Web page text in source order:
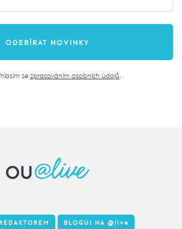
se zpracováním osobních údajů.
BLOGUJ NA @live